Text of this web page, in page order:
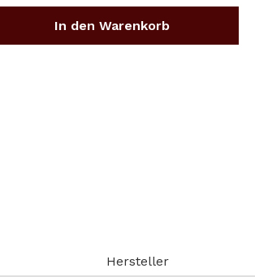
den gewünschten Wert
In den Warenkorb
Hersteller